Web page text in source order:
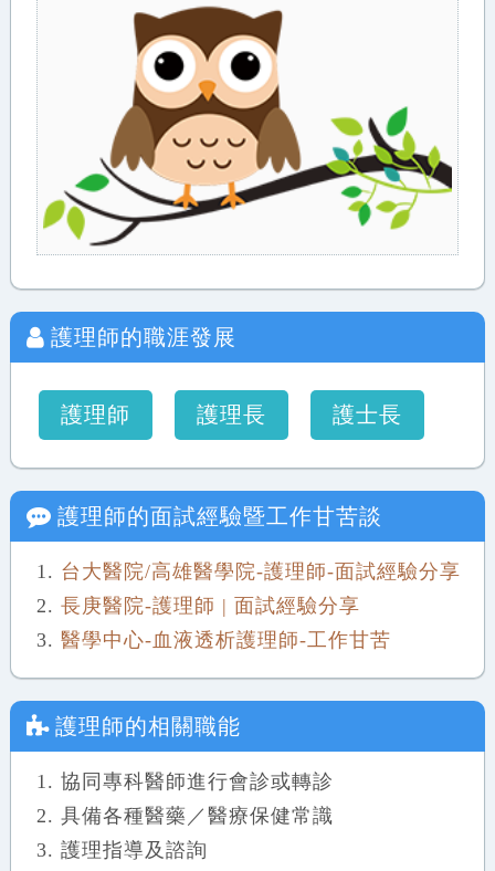
護理師的職涯發展
護理師 護理長 護士長
護理師的面試經驗暨工作甘苦談
台大醫院/高雄醫學院-護理師-面試經驗分享
長庚醫院-護理師 | 面試經驗分享
醫學中心-血液透析護理師-工作甘苦
護理師的相關職能
協同專科醫師進行會診或轉診
具備各種醫藥／醫療保健常識
護理指導及諮詢